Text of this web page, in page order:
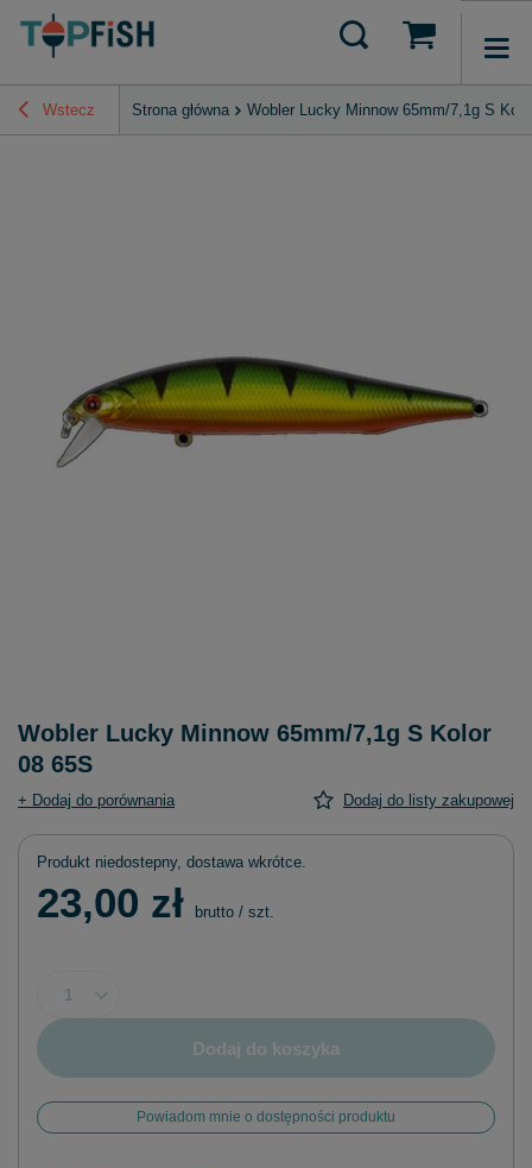
Wstecz Strona główna Wobler Lucky Minnow 65mm/7,1g S
Wobler Lucky Minnow 65mm/7,1g S Kolor
08 65S
+ Dodaj do porównania Dodaj do listy zakupowej
Produkt niedostepny, dostawa wkrótce
23,00 zł brutto / szt.
Dodaj do koszyka
Powiadom mnie o dostępności produktu